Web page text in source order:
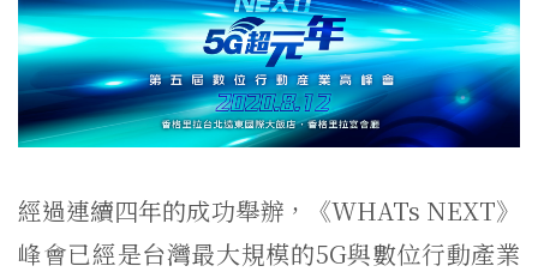
經過連續四年的成功舉辦，《WHATs NEXT》
峰會已經是台灣最大規模的5G與數位行動產業